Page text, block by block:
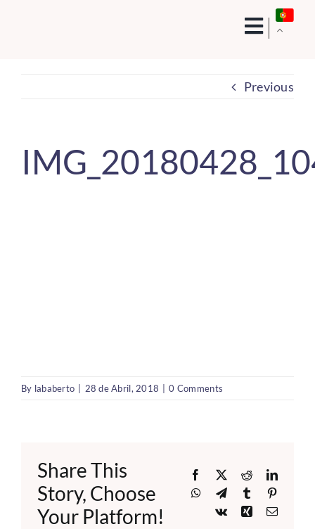
Previous
By lababerto 28 de Abril, 2018 0 Comments
Share This
Story, Choose
Your Platform!
Facebook
X Reddit
WhatsApp
TelegramTumblr
Vk
XingEmail